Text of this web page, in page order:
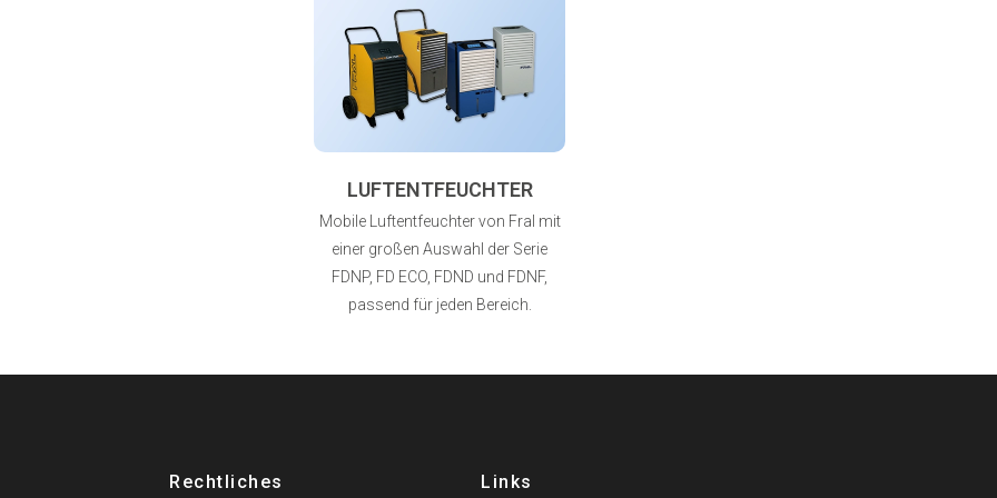
LUFTENTFEUCHTER
Mobile Luftentfeuchter von Fral mit
einer großen Auswahl der Serie
FDNP, FD ECO, FDND und FDNF,
passend für jeden Bereich.
Rechtliches Links